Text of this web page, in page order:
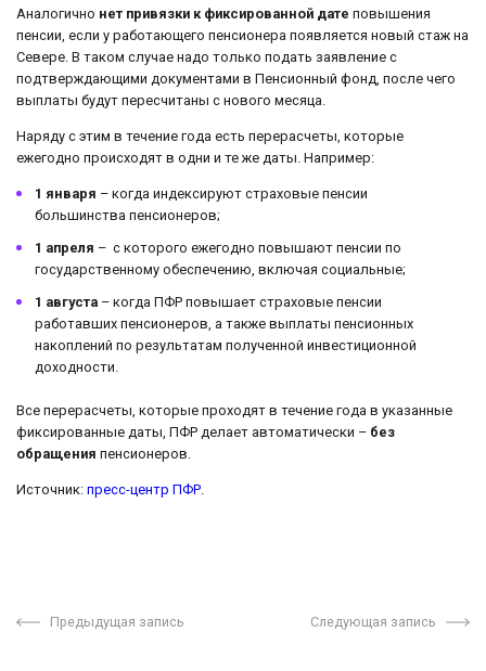
Аналогично нет привязки к фиксированной дате повышения
пенсии, если у работающего пенсионера появляется новый стаж на
Севере. В таком случае надо только подать заявление с
подтверждающими документами в Пенсионный фонд, после чего
выплаты будут пересчитаны с нового месяца.
Наряду с этим в течение года есть перерасчеты, которые
ежегодно происходят в одни и те же даты. Например:
1 января – когда индексируют страховые пенсии
большинства пенсионеров;
1 апреля – с которого ежегодно повышают пенсии по
государственному обеспечению, включая социальные;
1 августа – когда ПФР повышает страховые пенсии
работавших пенсионеров, а также выплаты пенсионных
накоплений по результатам полученной инвестиционной
доходности.
Все перерасчеты, которые проходят в течение года в указанные
фиксированные даты, ПФР делает автоматически – без
обращения пенсионеров.
Источник: пресс-центр ПФР
Предыдущая запись Следующая запись